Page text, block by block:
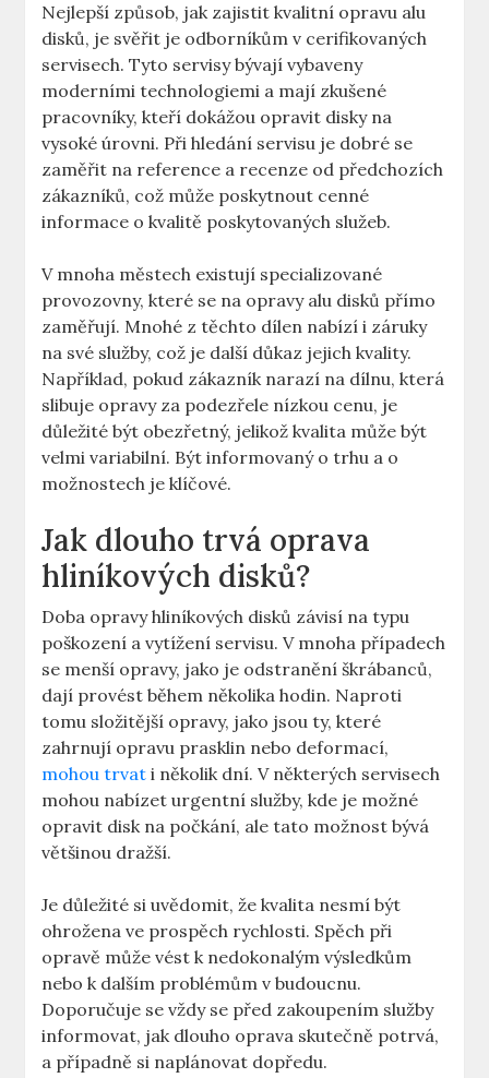
Nejlepší způsob,​ jak zajistit kvalitní opravu alu
disků, je svěřit je odborníkům v cerifikovaných
‍servisech. Tyto ​servisy bývají ⁢vybaveny
moderními technologiemi a mají zkušené
pracovníky, kteří dokážou opravit disky na
vysoké úrovni. Při hledání servisu je dobré se
zaměřit‌ na reference​ a recenze od předchozích
zákazníků, což může⁤ poskytnout cenné
informace o kvalitě⁣ poskytovaných služeb.
V ⁤mnoha městech existují ‌specializované
provozovny, které se na​ opravy alu ​disků přímo
zaměřují. Mnohé z těchto dílen nabízí i‍ záruky
na své služby, což‌ je další důkaz⁣ jejich kvality.
Například, pokud⁣ zákazník narazí na dílnu,⁤ která
slibuje opravy ⁣za podezřele nízkou ​cenu, je
⁣důležité ⁤být obezřetný, jelikož kvalita ‍může⁣ být
velmi ⁤variabilní.​ Být informovaný o trhu a o
možnostech ‌je ‌klíčové.
Jak dlouho‌ trvá oprava
‍hliníkových disků?
Doba opravy hliníkových ‌disků závisí‌ na typu
poškození a vytížení ⁢servisu. V‍ mnoha případech
se menší opravy,⁢ jako je odstranění ‌škrábanců,
dají provést během několika hodin.‍ Naproti
tomu složitější opravy, jako ​jsou ty, které
zahrnují opravu prasklin nebo ⁤deformací,
mohou trvat i několik dní. ⁣V některých servisech
mohou nabízet urgentní služby, kde je ⁢možné
opravit⁢ disk⁤ na⁢ počkání,⁤ ale‌ tato možnost bývá
většinou‍ dražší.
Je důležité si ‌uvědomit, že kvalita nesmí být
ohrožena ve prospěch rychlosti. Spěch při
opravě může vést ‌k⁢ nedokonalým‍ výsledkům
nebo k dalším problémům v budoucnu.⁢
Doporučuje ⁤se vždy se před zakoupením ⁢služby
informovat, jak dlouho oprava skutečně potrvá,
a případně si naplánovat dopředu.